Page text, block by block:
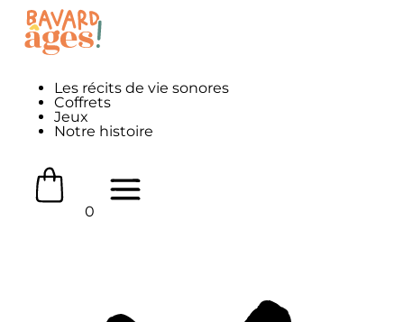
Les récits de vie sonores
Coffrets
Jeux
Notre histoire
0